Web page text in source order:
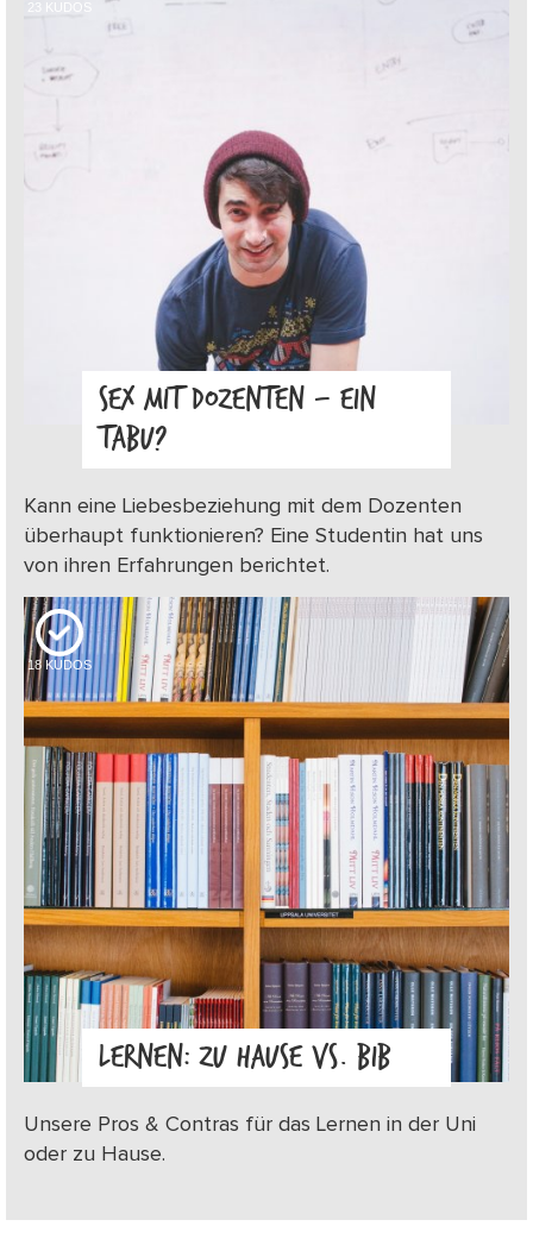
23 KUDOS
SEX MIT DOZENTEN – EIN
TABU?
Kann eine Liebesbeziehung mit dem Dozenten
überhaupt funktionieren? Eine Studentin hat uns
von ihren Erfahrungen berichtet.
18 KUDOS
LERNEN: ZU HAUSE VS. BIB
Unsere Pros & Contras für das Lernen in der Uni
oder zu Hause.